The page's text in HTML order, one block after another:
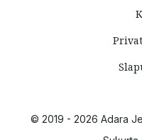
© 2019 - 2026 Adara